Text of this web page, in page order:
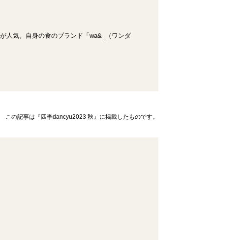
人気。自身の食のブランド「wa&_（ワンダ
この記事は『四季dancyu2023 秋』に掲載したものです。